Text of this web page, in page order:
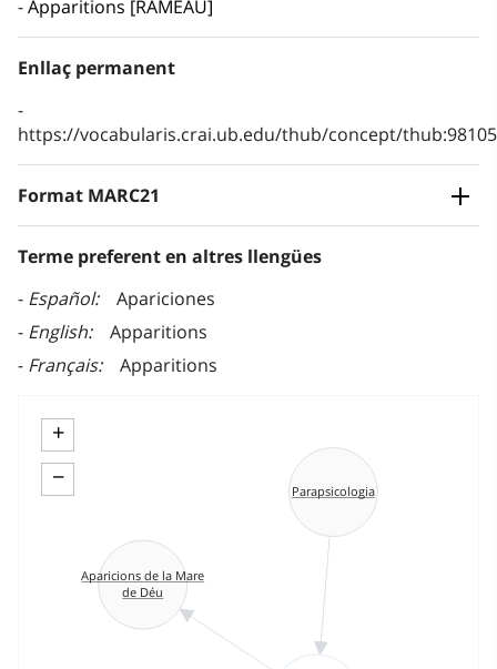
Apparitions [RAMEAU]
Enllaç permanent
https://vocabularis.crai.ub.edu/thub/concept/
Format MARC21
Terme preferent en altres llengües
Español
Apariciones
English
Apparitions
Français
Apparitions
+
−
Parapsicologia
Aparicions de la Mare
de Déu